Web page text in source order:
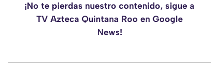
¡No te pierdas nuestro contenido, sigue a
TV Azteca Quintana Roo en Google
News!